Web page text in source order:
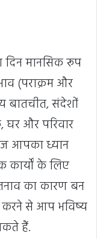
मानसिक रूप
(पराक्रम और
बातचीत, संदेशों
और परिवार
आपका ध्यान
के लिए
का कारण बन
करने से आप भविष्य
हैं.